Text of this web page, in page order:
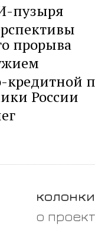
пузыря
прорыва
России
колонки
о